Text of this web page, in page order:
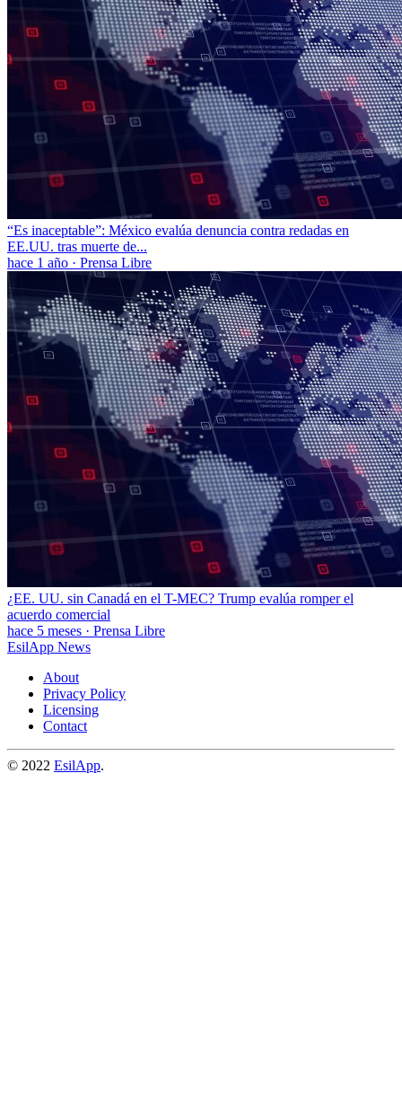
“Es inaceptable”: México evalúa denuncia contra redadas en
EE.UU. tras muerte de...
hace 1 año · Prensa Libre
¿EE. UU. sin Canadá en el T-MEC? Trump evalúa romper el
acuerdo comercial
hace 5 meses · Prensa Libre
EsilApp News
About
Privacy Policy
Licensing
Contact
© 2022 EsilApp.